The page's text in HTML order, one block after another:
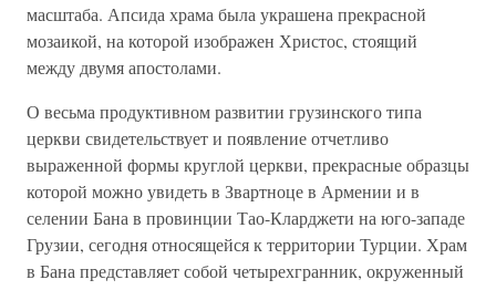
масштаба. Апсида храма была украшена прекрасной
мозаикой, на которой изображен Христос, стоящий
между двумя апостолами.
О весьма продуктивном развитии грузинского типа
церкви свидетельствует и появление отчетливо
выраженной формы круглой церкви, прекрасные образцы
которой можно увидеть в Звартноце в Армении и в
селении Бана в провинции Тао-Кларджети на юго-западе
Грузии, сегодня относящейся к территории Турции. Храм
в Бана представляет собой четырехгранник, окруженный